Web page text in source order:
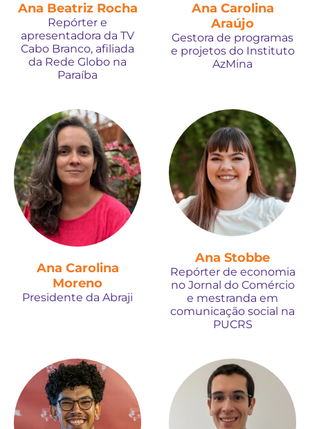
Ana Beatriz Rocha
Repórter e
apresentadora da TV
Cabo Branco, afiliada
da Rede Globo na
Paraíba
Ana Carolina
Araújo
Gestora de programas
e projetos do Instituto
AzMina
Ana Carolina
Moreno
Presidente da Abraji
Ana Stobbe
Repórter de economia
no Jornal do Comércio
e mestranda em
comunicação social na
PUCRS